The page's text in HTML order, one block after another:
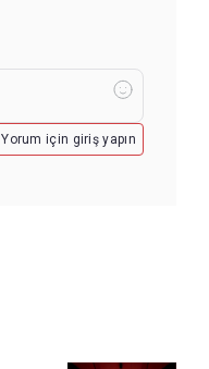
Yorum için giriş yapın